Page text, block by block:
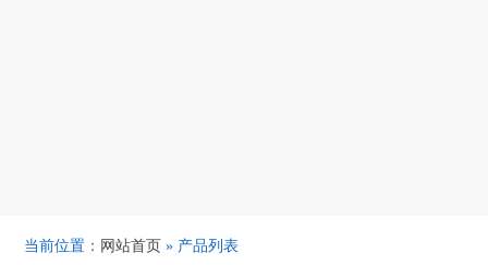
当前位置： 网站首页 » 产品列表